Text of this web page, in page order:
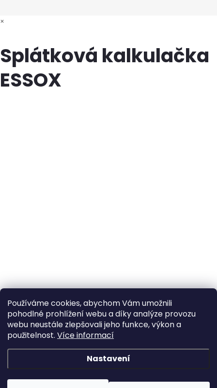
Používáme cookies, abychom Vám umožnili
pohodlné prohlížení webu a díky analýze provozu
webu neustále zlepšovali jeho funkce, výkon a
použitelnost. Více informací
Nastavení
×
Splátková kalkulačka
ESSOX